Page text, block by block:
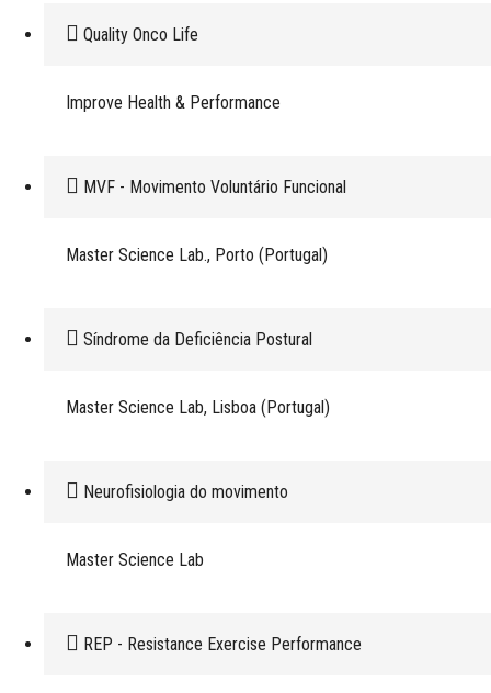
Quality Onco Life
Improve Health & Performance
MVF - Movimento Voluntário Funcional
Master Science Lab., Porto (Portugal)
Síndrome da Deficiência Postural
Master Science Lab, Lisboa (Portugal)
Neurofisiologia do movimento
Master Science Lab
REP - Resistance Exercise Performance